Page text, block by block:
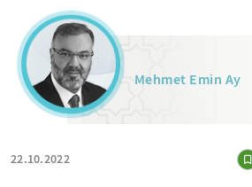
Mehmet Emin Ay
22.10.2022